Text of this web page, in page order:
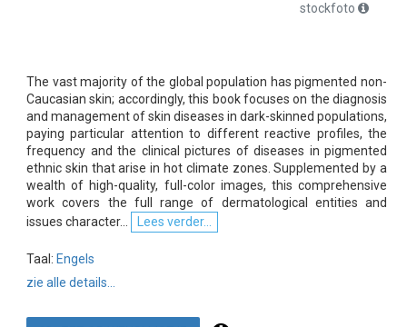
stockfoto
The vast majority of the global population has pigmented non-
Caucasian skin; accordingly, this book focuses on the diagnosis
and management of skin diseases in dark-skinned populations,
paying particular attention to different reactive profiles, the
frequency and the clinical pictures of diseases in pigmented
ethnic skin that arise in hot climate zones. Supplemented by a
wealth of high-quality, full-color images, this comprehensive
work covers the full range of dermatological entities and
issues character...
Lees verder...
Taal: Engels
zie alle details...